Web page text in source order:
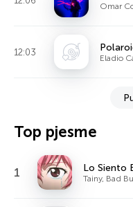
Omar
12:03
Eladio
Top pjesme
1 Lo Siento
Tainy, Bad